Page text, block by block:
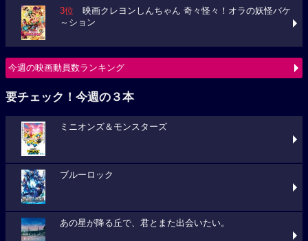
3位 映画クレヨンしんちゃん 奇々怪々！オラの妖怪バケ
～ション
今週の映画動員数ランキング
要チェック！今週の３本
ミニオンズ＆モンスターズ
ブルーロック
あの星が降る丘で、君とまた出会いたい。